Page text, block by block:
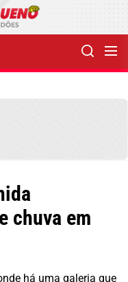
chuva em
há uma galeria que